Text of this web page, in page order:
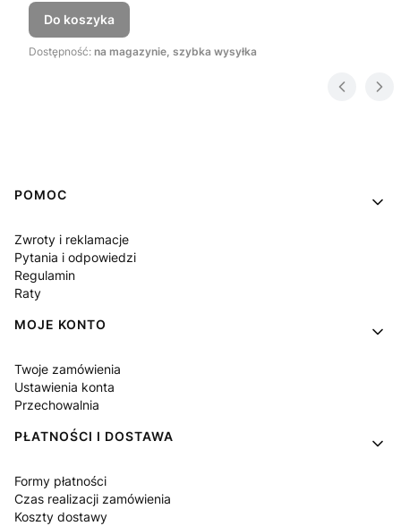
Do koszyka
Dostępność: na magazynie, szybka wysyłka
Linki w stopce
POMOC
Zwroty i reklamacje
Pytania i odpowiedzi
Regulamin
Raty
MOJE KONTO
Twoje zamówienia
Ustawienia konta
Przechowalnia
PŁATNOŚCI I DOSTAWA
Formy płatności
Czas realizacji zamówienia
Koszty dostawy